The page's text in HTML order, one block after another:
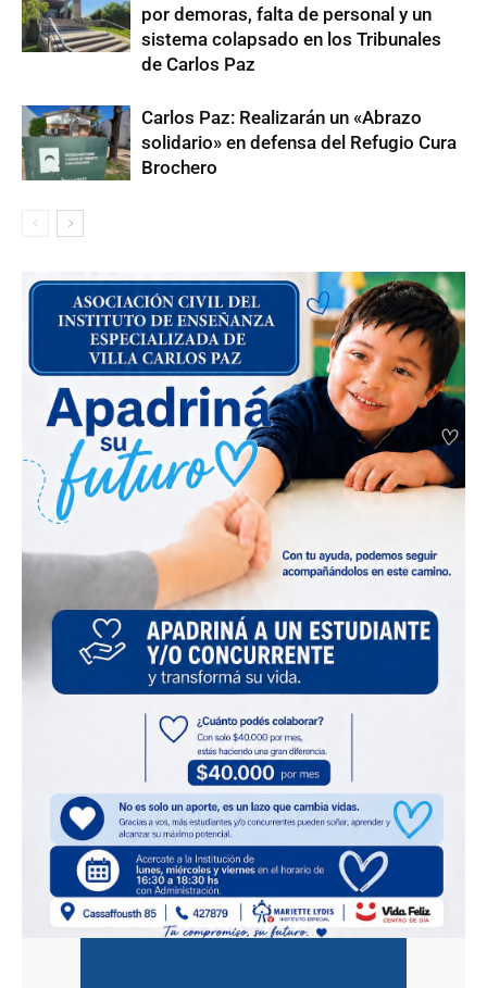
por demoras, falta de personal y un
sistema colapsado en los Tribunales
de Carlos Paz
Carlos Paz: Realizarán un «Abrazo
solidario» en defensa del Refugio Cura
Brochero